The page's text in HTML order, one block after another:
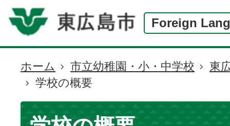
Foreign
現
在
の
位
ホーム 市立幼稚園・小・中学校
東
学校の概要